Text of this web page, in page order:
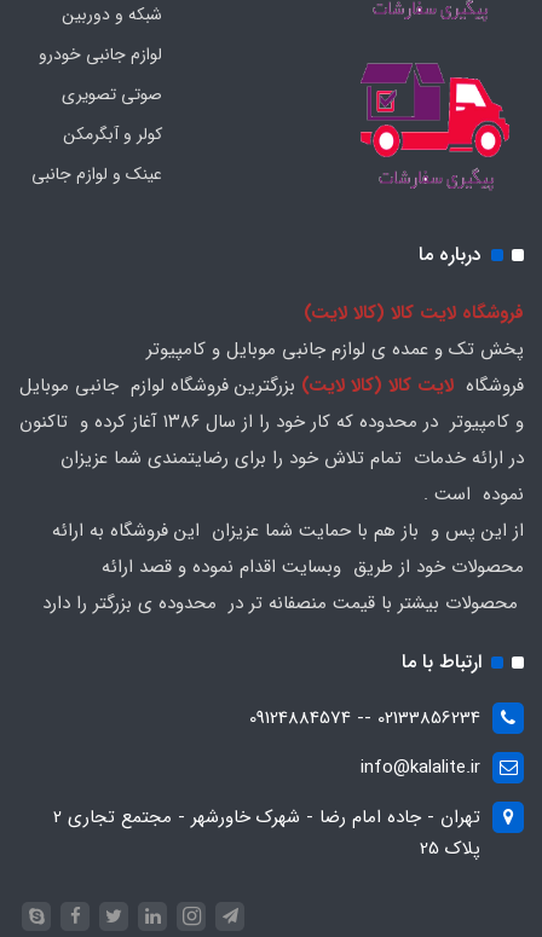
شبکه و دوربین
لوازم جانبی خودرو
صوتی تصویری
کولر و آبگرمکن
عینک و لوازم جانبی
درباره ما
فروشگاه لایت کالا (کالا لایت)
پخش تک و عمده ی لوازم جانبی موبایل و کامپیوتر
فروشگاه لایت کالا (کالا لایت) بزرگترین فروشگاه لوازم جانبی موبایل
و کامپیوتر در محدوده که کار خود را از سال ۱۳۸۶ آغاز کرده و تاکنون
در ارائه خدمات تمام تلاش خود را برای رضایتمندی شما عزیزان
نموده است .
از این پس و باز هم با حمایت شما عزیزان این فروشگاه به ارائه
محصولات خود از طریق وبسایت اقدام نموده و قصد ارائه
محصولات بیشتر با قیمت منصفانه تر در محدوده ی بزرگتر را دارد
ارتباط با ما
02133856234 -- 09124884574
info@kalalite.ir
تهران - جاده امام رضا - شهرک خاورشهر - مجتمع تجاری 2
پلاک 25